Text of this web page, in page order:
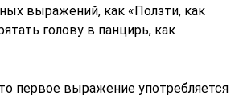
выражений, как «Ползти, как
голову в панцирь, как
первое выражение употребляется